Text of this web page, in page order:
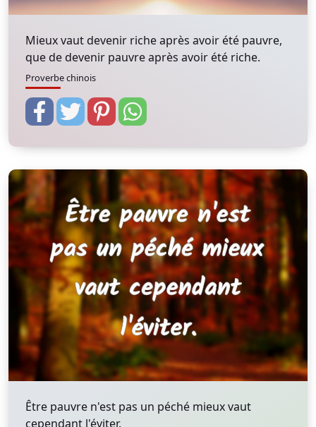
Mieux vaut devenir riche après avoir été pauvre,
que de devenir pauvre après avoir été riche.
Proverbe chinois
Être pauvre n'est pas un péché mieux vaut
cependant l'éviter.